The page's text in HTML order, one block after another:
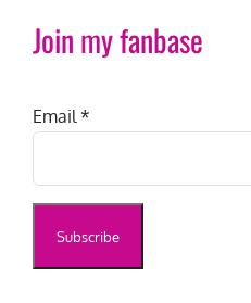
Join my fanbase
Email*